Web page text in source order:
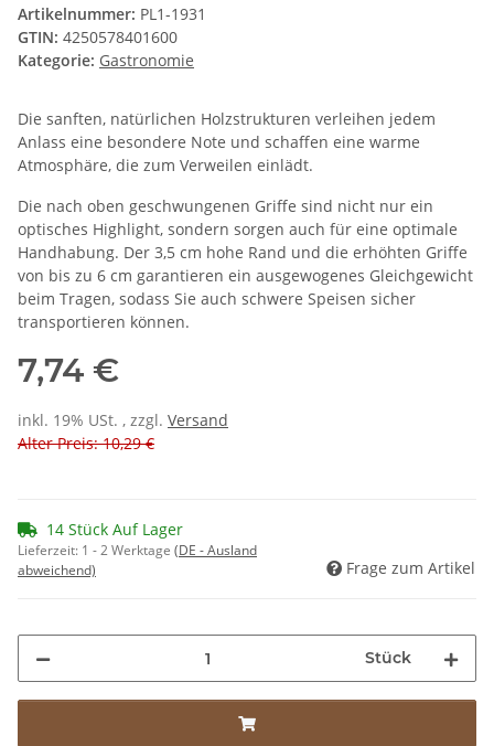
Artikelnummer: PL1-1931
GTIN: 4250578401600
Kategorie: Gastronomie
Die sanften, natürlichen Holzstrukturen verleihen jedem
Anlass eine besondere Note und schaffen eine warme
Atmosphäre, die zum Verweilen einlädt.
Die nach oben geschwungenen Griffe sind nicht nur ein
optisches Highlight, sondern sorgen auch für eine optimale
Handhabung. Der 3,5 cm hohe Rand und die erhöhten Griffe
von bis zu 6 cm garantieren ein ausgewogenes Gleichgewicht
beim Tragen, sodass Sie auch schwere Speisen sicher
transportieren können.
7,74 €
inkl. 19% USt. , zzgl. Versand
Alter Preis: 10,29 €
14 Stück Auf Lager
Lieferzeit: 1 - 2 Werktage (DE - Ausland
abweichend)
Frage zum Artikel
Stück